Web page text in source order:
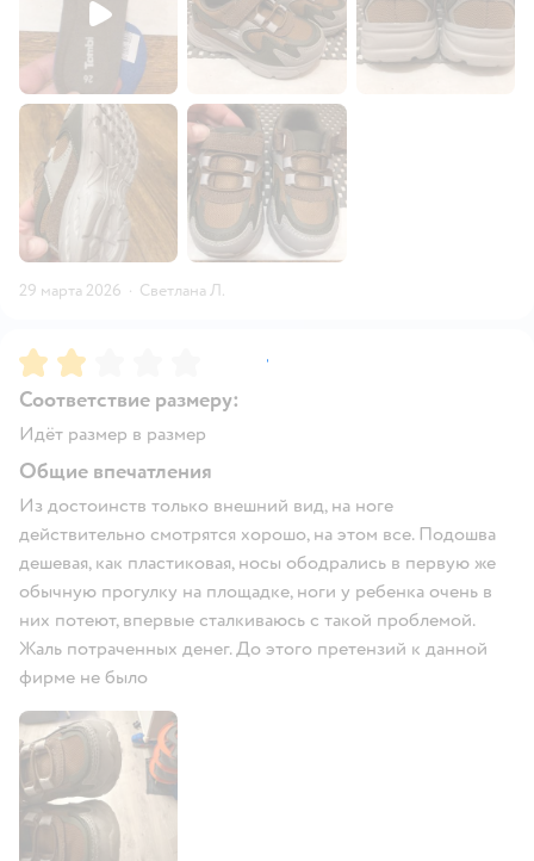
29 марта 2026 · Светлана Л.
Рейтинг:
Соответствие размеру:
Идёт размер в размер
Общие впечатления
Из достоинств только внешний вид, на ноге
действительно смотрятся хорошо, на этом все. Подошва
дешевая, как пластиковая, носы ободрались в первую же
обычную прогулку на площадке, ноги у ребенка очень в
них потеют, впервые сталкиваюсь с такой проблемой.
Жаль потраченных денег. До этого претензий к данной
фирме не было